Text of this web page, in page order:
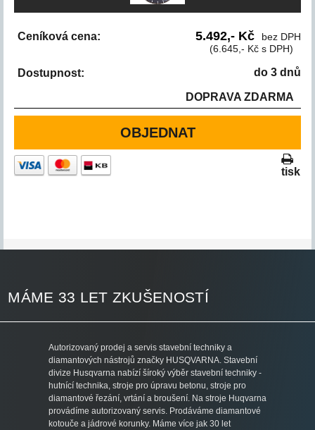
Ceníková cena: 5.492,- Kč
bez DPH
(6.645,- Kč s DPH)
Dostupnost: do 3 dnů
DOPRAVA ZDARMA
OBJEDNAT
tisk
MÁME 33 LET ZKUŠENOSTÍ
Autorizovaný prodej a servis stavební techniky a
diamantových nástrojů značky HUSQVARNA. Stavební
divize Husqvarna nabízí šíroký výběr stavební techniky -
hutnící technika, stroje pro úpravu betonu, stroje pro
diamantové řezání, vrtání a broušení. Na stroje Huqvarna
provádíme autorizovaný servis. Prodáváme diamantové
kotouče a jádrové korunky. Máme více jak 30 let